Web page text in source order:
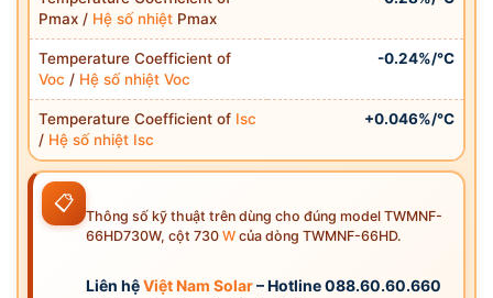
Pmax / Hệ số nhiệt Pmax
Temperature Coefficient of
Voc / Hệ số nhiệt Voc
-0.24%/°C
Temperature Coefficient of Isc
/ Hệ số nhiệt Isc
+0.046%/°C
📋
Thông số kỹ thuật trên dùng cho đúng model TWMNF-
66HD730W, cột 730 W của dòng TWMNF-66HD.
Liên hệViệt Nam Solar– Hotline 088.60.60.660